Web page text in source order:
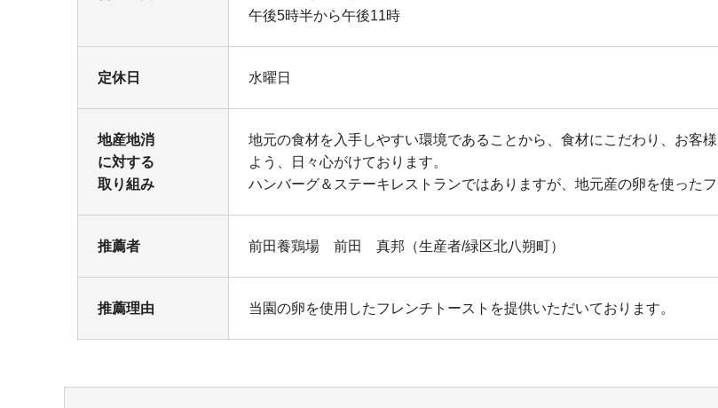
午後5時半から午後11時
定休日 水曜日
地産地消
に対する
取り組み
地元の食材を入手しやすい環境であることから、食材にこだわり、お客
よう、日々心がけております。
ハンバーグ＆ステーキレストランではありますが、地元産の卵を使った
推薦者 前田養鶏場 前田 真邦（生産者/緑区北八朔町）
推薦理由 当園の卵を使用したフレンチトーストを提供いただいております。